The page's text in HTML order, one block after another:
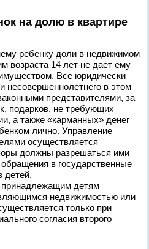
на долю в квартире
ребенку доли в недвижимом
возраста 14 лет не дает ему
Все юридически
несовершеннолетнего в этом
представителями, за
подарков, не требующих
а также «карманных» денег
лично. Управление
осуществляется
должны разрешаться ими
в государственные
детей.
детям
недвижимостью или
только при
согласия второго